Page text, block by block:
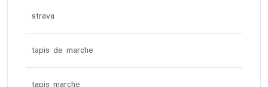
strava
tapis de marche